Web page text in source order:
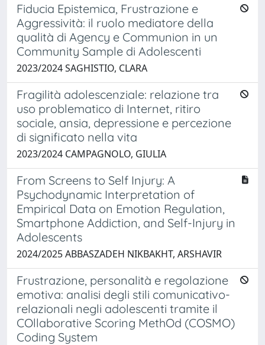
Fiducia Epistemica, Frustrazione e
Aggressività: il ruolo mediatore della
qualità di Agency e Communion in un
Community Sample di Adolescenti
2023/2024 SAGHISTIO, CLARA
Fragilità adolescenziale: relazione tra
uso problematico di Internet, ritiro
sociale, ansia, depressione e percezione
di significato nella vita
2023/2024 CAMPAGNOLO, GIULIA
From Screens to Self Injury: A
Psychodynamic Interpretation of
Empirical Data on Emotion Regulation,
Smartphone Addiction, and Self-Injury in
Adolescents
2024/2025 ABBASZADEH NIKBAKHT, ARSHAVIR
Frustrazione, personalità e regolazione
emotiva: analisi degli stili comunicativo-
relazionali negli adolescenti tramite il
COllaborative Scoring MethOd (COSMO)
Coding System